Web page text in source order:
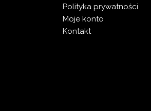
Polityka prywatności
Moje konto
Kontakt